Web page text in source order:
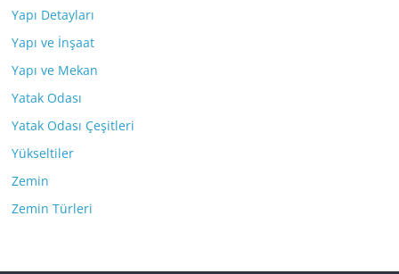
Yapı Detayları
Yapı ve İnşaat
Yapı ve Mekan
Yatak Odası
Yatak Odası Çeşitleri
Yükseltiler
Zemin
Zemin Türleri